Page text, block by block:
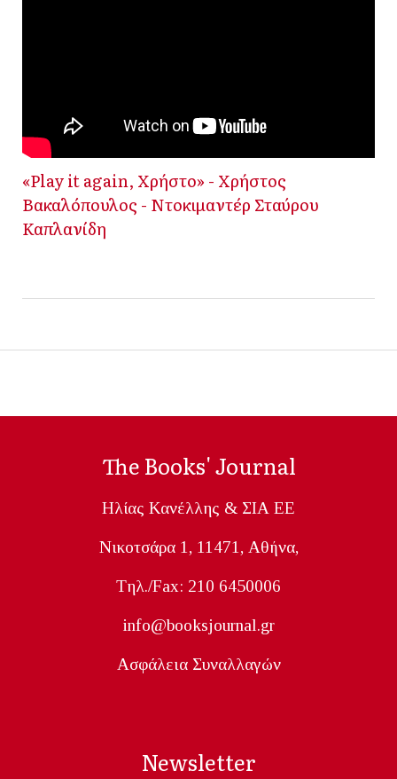
«Play it again, Χρήστο» - Χρήστος
Βακαλόπουλος - Ντοκιμαντέρ Σταύρου
Καπλανίδη
The Books' Journal
Ηλίας Κανέλλης & ΣΙΑ ΕΕ
Nικοτσάρα 1, 11471, Aθήνα,
Tηλ./Fax: 210 6450006
info@booksjournal.gr
Ασφάλεια Συναλλαγών
Newsletter